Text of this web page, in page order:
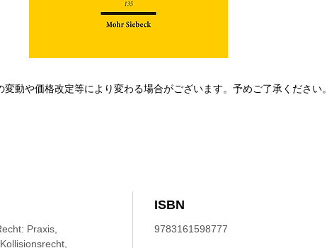
Praxis,
ISBN
9783161598777
変動や価格改定等により変わる場合がございます。予めご了承ください。